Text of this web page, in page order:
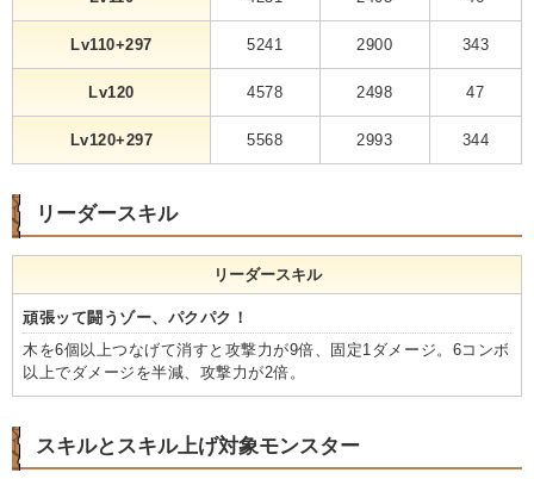
Lv110+297 5241 2900 343
Lv120 4578 2498 47
Lv120+297 5568 2993 344
リーダースキル
リーダースキル
頑張ッて闘うゾー、パクパク！
木を6個以上つなげて消すと攻撃力が9倍、固定1ダメージ。6コンボ
以上でダメージを半減、攻撃力が2倍。
スキルとスキル上げ対象モンスター